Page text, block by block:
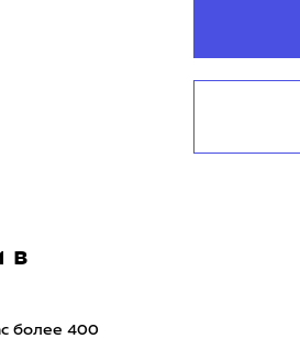
в
более 400